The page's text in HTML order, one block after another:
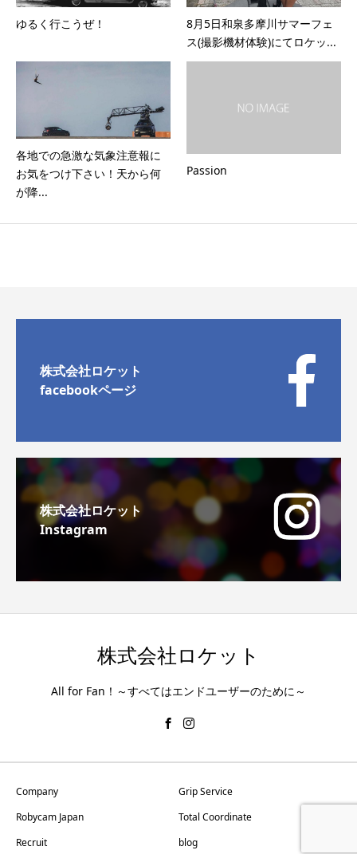
ゆるく行こうぜ！
8月5日和泉多摩川サマーフェ
ス(撮影機材体験)にてロケッ...
各地での急激な気象注意報に
お気をつけ下さい！天から何
が降...
Passion
株式会社ロケット
facebookページ
株式会社ロケット
Instagram
株式会社ロケット
All for Fan！～すべてはエンドユーザーのために～
Company
Grip Service
Robycam Japan
Total Coordinate
Recruit
blog